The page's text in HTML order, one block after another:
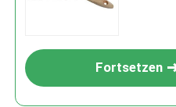
Fortsetzen